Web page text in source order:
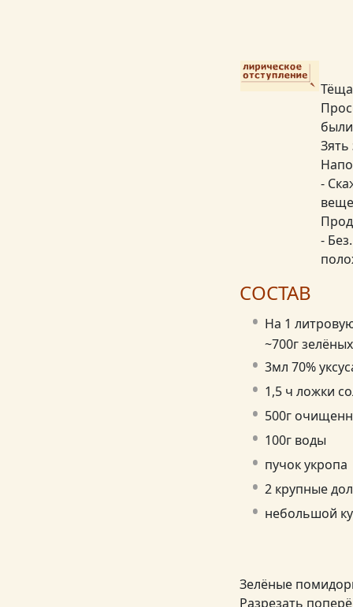
-
-
СОСТАВ
На 1
~700г
3мл 70%
1,5 ч ложки
500г
100г воды
пучок укропа
2 крупные
небольшой
Зелёные
Разрезать